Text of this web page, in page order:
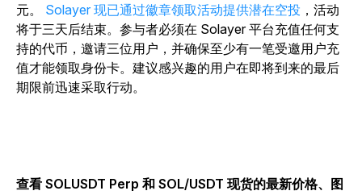
元。 Solayer 现已通过徽章领取活动提供潜在空投 ，活动
将于三天后结束。参与者必须在 Solayer 平台充值任何支
持的代币，邀请三位用户，并确保至少有一笔受邀用户充
值才能领取身份卡。建议感兴趣的用户在即将到来的最后
期限前迅速采取行动。
查看 SOLUSDT Perp 和 SOL/USDT 现货的最新价格、图